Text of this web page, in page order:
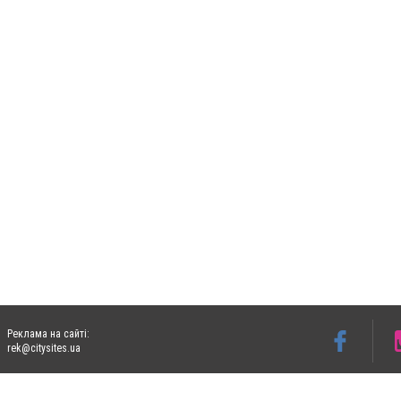
Реклама на сайті:
rek@citysites.ua